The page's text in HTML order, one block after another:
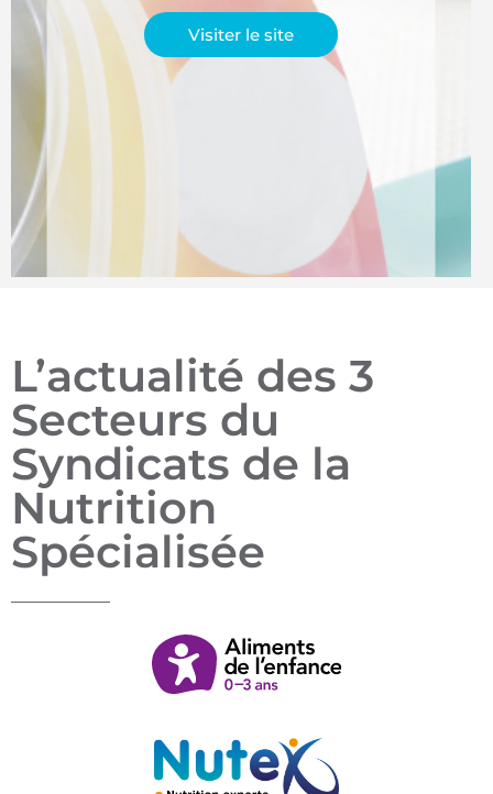
Visiter le site
L’actualité des 3
Secteurs du
Syndicats de la
Nutrition
Spécialisée